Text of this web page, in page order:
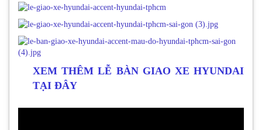
XEM THÊM LỄ BÀN GIAO XE HYUNDAI
TẠI ĐÂY